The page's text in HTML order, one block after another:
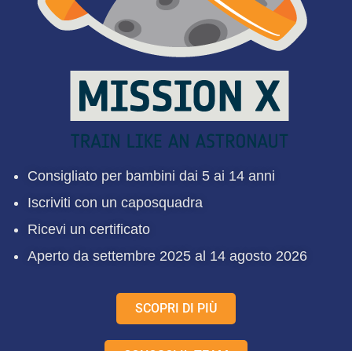
Consigliato per bambini dai 5 ai 14 anni
Iscriviti con un caposquadra
Ricevi un certificato
Aperto da settembre 2025 al 14 agosto 2026
SCOPRI DI PIÙ